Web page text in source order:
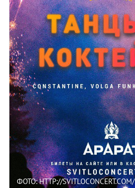
ФОТО: HTTP://SVITLOCONCERT.COM/